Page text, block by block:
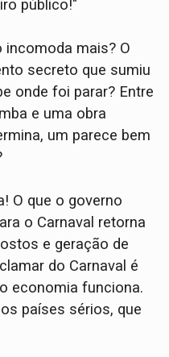
público!"
incomoda mais? O
secreto que sumiu
onde foi parar? Entre
e uma obra
um parece bem
O que o governo
o Carnaval retorna
e geração de
do Carnaval é
economia funciona.
países sérios, que